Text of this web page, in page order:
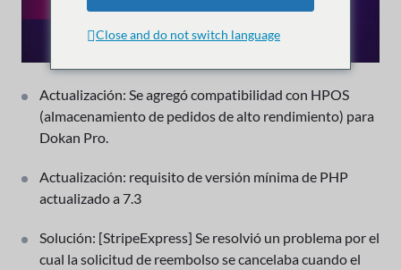
Actualización: Se agregó compatibilidad con HPOS
(almacenamiento de pedidos de alto rendimiento) para
Dokan Pro.
Actualización: requisito de versión mínima de PHP
actualizado a 7.3
Solución: [StripeExpress] Se resolvió un problema por el
cual la solicitud de reembolso se cancelaba cuando el
Close and do not switch language